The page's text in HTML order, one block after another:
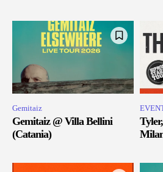
Gemitaiz
Gemitaiz @ Villa Bellini
(Catania)